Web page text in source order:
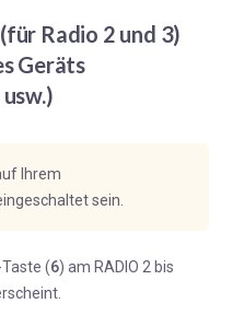
Radio 2 und 3)
Geräts
Ihrem
sein.
Taste (6) am RADIO 2 bis